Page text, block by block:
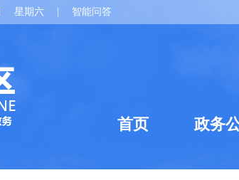
星期六 智能问答
首页 政务